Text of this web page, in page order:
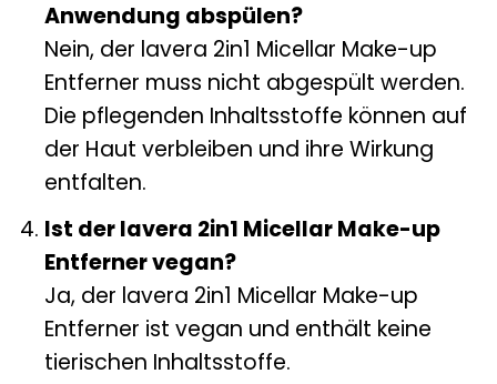
Anwendung abspülen?
Nein, der lavera 2in1 Micellar Make-up
Entferner muss nicht abgespült werden.
Die pflegenden Inhaltsstoffe können auf
der Haut verbleiben und ihre Wirkung
entfalten.
Ist der lavera 2in1 Micellar Make-up
Entferner vegan?
Ja, der lavera 2in1 Micellar Make-up
Entferner ist vegan und enthält keine
tierischen Inhaltsstoffe.